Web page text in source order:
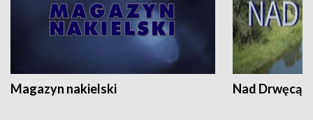
Magazyn nakielski Nad Drwęcą